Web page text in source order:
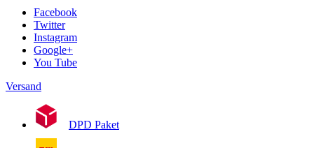
Facebook
Twitter
Instagram
Google+
You Tube
Versand
DPD Paket